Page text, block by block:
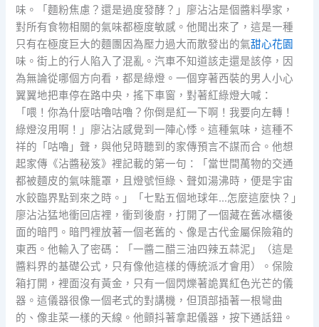
味。「麵粉焦慮？還是過度發酵？」廖沾沾是個醬料學家，
對所有食物相關的氣味都極度敏感。他聞出來了，這是一種
只有在極度巨大的麵團因為壓力過大而散發出的氣甜心花園
味。街上的行人陷入了混亂。汽車不知道該走還是該停，因
為無論從哪個方向看，都是綠燈。一個穿著西裝的男人小心
翼翼地把車停在路中央，搖下車窗，對著紅綠燈大喊：
「喂！你為什麼咕嚕咕嚕？你倒是紅一下啊！我要向左轉！
綠燈沒用啊！」廖沾沾感覺到一陣心悸。這種氣味，這種不
祥的「咕嚕」聲，與他兒時聽到的家傳預言不謀而合。他想
起家傳《沾醬秘笈》裡記載的第一句：「當世間萬物的交通
都被麵皮的氣味籠罩，且燈號恒綠、聲如湯沸時，便是宇宙
水餃臨界點到來之時。」「七點五個地球年…怎麼這麼快？」
廖沾沾猛地衝回店裡，衝到後廚，打開了一個藏在舊冰櫃後
面的暗門。暗門裡放著一個老舊的、像是古代金屬保險箱的
東西。他輸入了密碼：「一醬二醋三油四辣五蒜泥」（這是
醬料界的基礎公式，只有像他這樣的傳統派才會用）。保險
箱打開，裡面沒有黃金，只有一個閃爍著詭異紅色光芒的儀
器。這儀器很像一個老式的對講機，但頂部插著一根彎曲
的、像韭菜一樣的天線。他顫抖著拿起儀器，按下通話鈕。